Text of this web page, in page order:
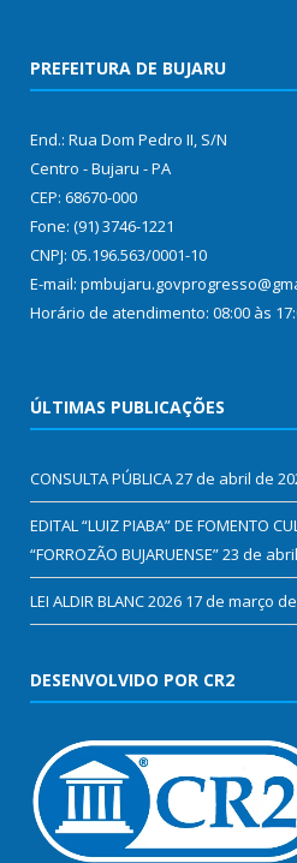
PREFEITURA DE BUJARU
End.: Rua Dom Pedro II, S/N
Centro - Bujaru - PA
CEP: 68670-000
Fone: (91) 3746-1221
CNPJ: 05.196.563/0001-10
E-mail:
Horário de atendimento: 08:00 às
ÚLTIMAS PUBLICAÇÕES
CONSULTA PÚBLICA27 de abril de
EDITAL “LUIZ PIABA” DE FOMENTO
“FORROZÃO BUJARUENSE”23 de
LEI ALDIR BLANC 2026 17 de março
DESENVOLVIDO POR CR2